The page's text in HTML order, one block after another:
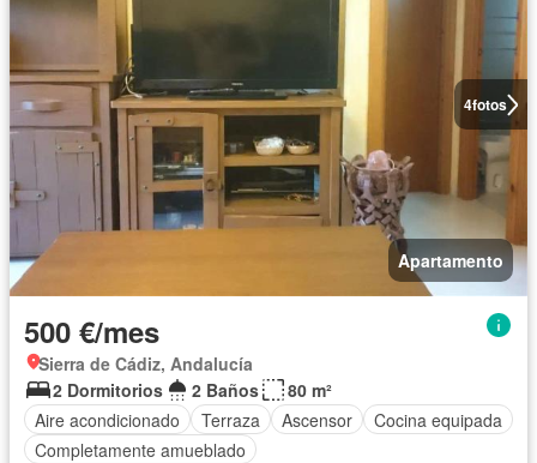
4fotos
Apartamento
500 €/mes
Sierra de Cádiz, Andalucía
2 Dormitorios
2 Baños
80 m²
Aire acondicionado
Terraza Ascensor
Cocina equipada
Completamente amueblado